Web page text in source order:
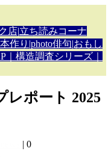
店|立ち読みコーナ
作り |photo俳句|おもし
｜構造調査シリーズ｜
レポート 2025
| 0